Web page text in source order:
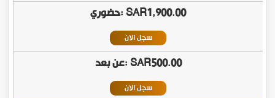
SAR1,900.00
سجل الان
SAR500.00
سجل الان